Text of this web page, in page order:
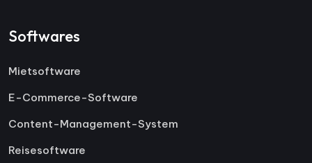
Softwares
Mietsoftware
E-Commerce-Software
Content-Management-System
Reisesoftware